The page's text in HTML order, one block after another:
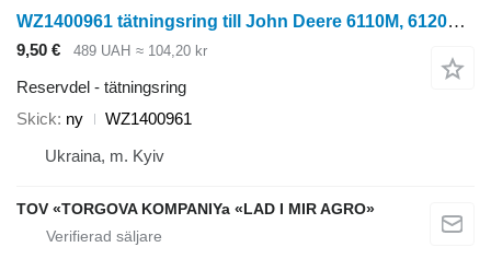
WZ1400961 tätningsring till John Deere 6110M, 6120M, 6130M, 6140M, 6145M, 6155M, 6175M, 6195M hjultraktor
9,50 € 489 UAH ≈ 104,20 kr
Reservdel - tätningsring
Skick ny
WZ1400961
Ukraina, m. Kyiv
TOV «TORGOVA KOMPANIYa «LAD I MIR AGRO»